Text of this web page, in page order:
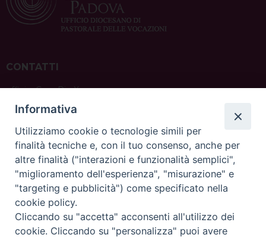
CONTATTI
ufficio: Casa Pio X
via Bonporti, 20 – 35141 Padova
tel: +39 351 619 2354
e mail:ufficiovocazionipadova@gmail.com
sede: Casa Sant'Andrea
via Valmarana, 20 – 35133 Padova
instagram:@casasantandreapadova
e mail:casasantandreapadova@gmail.com
Informativa
Utilizziamo cookie o tecnologie simili per
finalità tecniche e, con il tuo consenso, anche per
altre finalità ("interazioni e funzionalità semplici",
"miglioramento dell'esperienza", "misurazione" e
"targeting e pubblicità") come specificato nella
cookie policy.
Cliccando su "accetta" acconsenti all'utilizzo dei
cookie. Cliccando su "personalizza" puoi avere